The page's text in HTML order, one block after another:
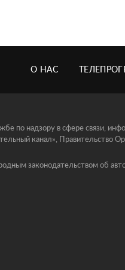
О НАС
по надзору в сфере связи,
канал», Правительство
законодательством об